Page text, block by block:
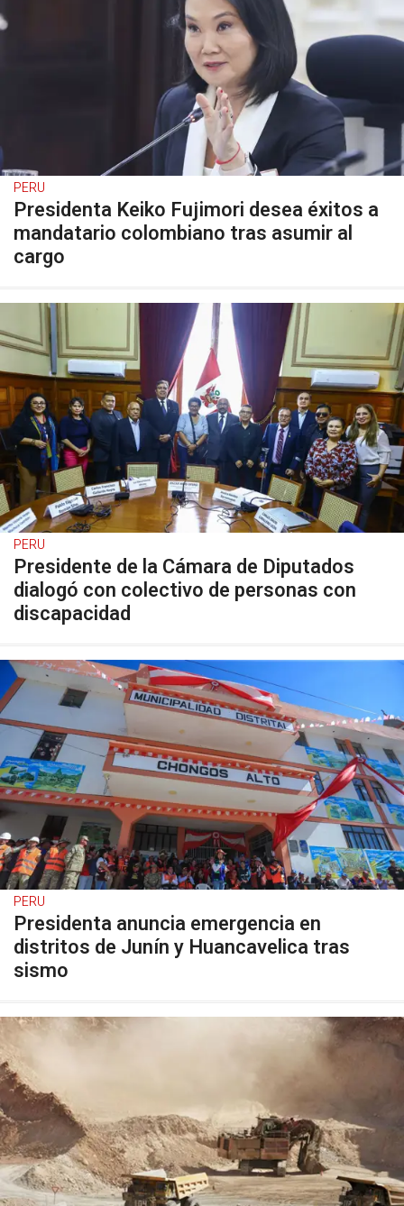
PERU
Presidenta Keiko Fujimori desea éxitos a
mandatario colombiano tras asumir al
cargo
PERU
Presidente de la Cámara de Diputados
dialogó con colectivo de personas con
discapacidad
PERU
Presidenta anuncia emergencia en
distritos de Junín y Huancavelica tras
sismo